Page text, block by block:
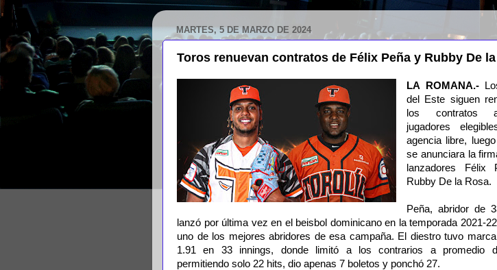
MARTES, 5 DE MARZO DE 2024
Toros renuevan contratos de Félix Peña y Rubby De
LA ROMANA.-
del Este siguen
los contratos
jugadores
agencia libre,
se anunciara la
lanzadores Félix
Rubby De la Rosa.
Peña, abridor de
lanzó por última vez en el beisbol dominicano en la temporada 2021-
uno de los mejores abridores de esa campaña. El diestro tuvo
1.91 en 33 innings, donde limitó a los contrarios a promedio
permitiendo solo 22 hits, dio apenas 7 boletos y ponchó 27.